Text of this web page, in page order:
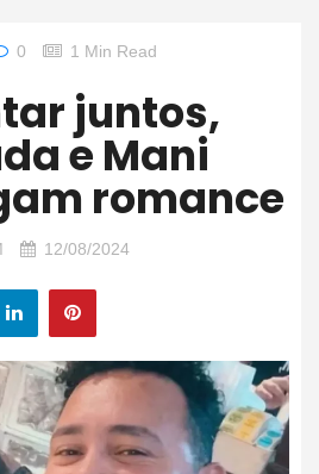
0 1 Min Read
e Mani
romance
12/08/2024